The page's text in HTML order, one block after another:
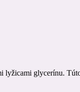
glycerínu.